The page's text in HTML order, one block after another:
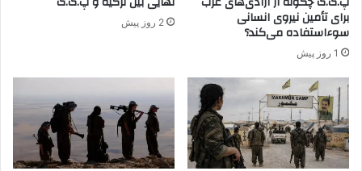
ن
د
ل
ی
م
ی
ر
و
ه
ا
ی
برای تأمین نیروی انسانی
سوءاستفاده می‌کند؟
1 روز پیش
2 روز پیش